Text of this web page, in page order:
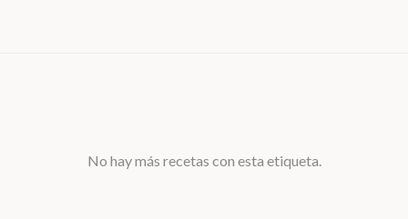
No hay más recetas con esta etiqueta.